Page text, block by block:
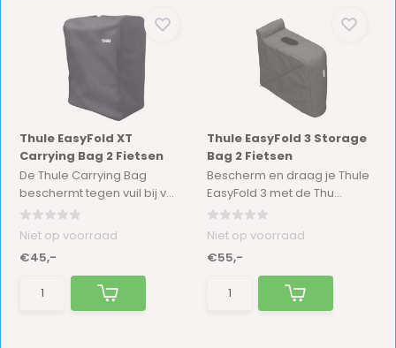
Thule EasyFold XT
Carrying Bag 2 Fietsen
De Thule Carrying Bag
beschermt tegen vuil bij v...
Niet op voorraad
€45,-
Thule EasyFold 3 Storage
Bag 2 Fietsen
Bescherm en draag je Thule
EasyFold 3 met de Thu...
Niet op voorraad
€55,-